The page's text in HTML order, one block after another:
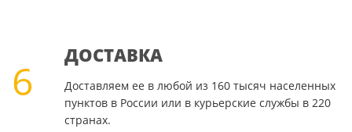
6
ДОСТАВКА
Доставляем ее в любой из 160 тысяч населенных
пунктов в России или в курьерские службы в 220
странах.